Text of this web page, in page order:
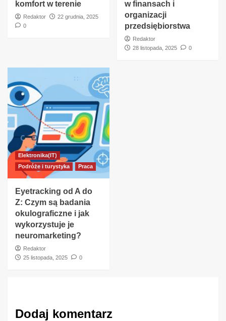
komfort w terenie
Redaktor
22 grudnia, 2025
0
w finansach i
organizacji
przedsiębiorstwa
Redaktor
28 listopada, 2025
0
Elektronika(IT)
Podróże i turystyka
Praca
Eyetracking od A do
Z: Czym są badania
okulograficzne i jak
wykorzystuje je
neuromarketing?
Redaktor
25 listopada, 2025
0
Dodaj komentarz